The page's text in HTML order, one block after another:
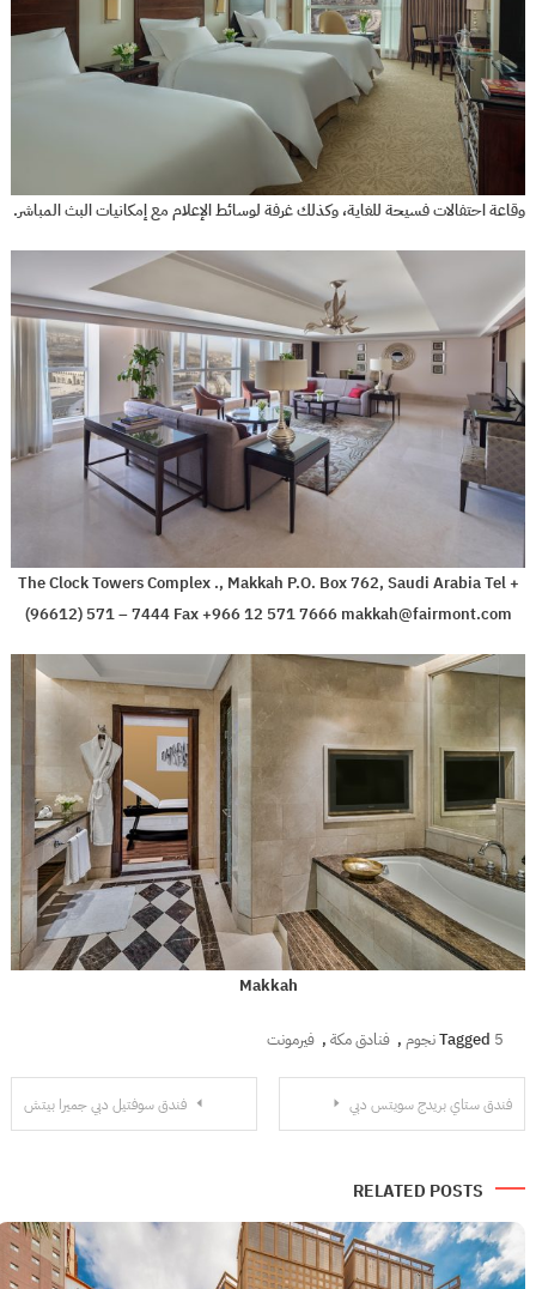
وقاعة احتفالات فسيحة للغاية، وكذلك غرفة لوسائط الإعلام مع إمكانيات البث المباشر.
The Clock Towers Complex ., Makkah P.O. Box 762, Saudi Arabia Tel +
(96612) 571 – 7444 Fax +966 12 571 7666 makkah@fairmont.com
Makkah
Tagged 5 نجوم , فنادق مكة , فيرمونت
تصفّح
فندق سوفتيل دبي جميرا بيتش فندق ستاي بريدج سويتس دبي
RELATED POSTS